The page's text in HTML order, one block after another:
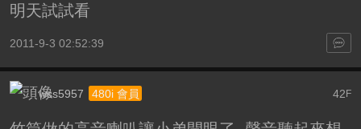
明天試試看
2011-9-3 02:52:39
42 F
wss5957 480i 會員